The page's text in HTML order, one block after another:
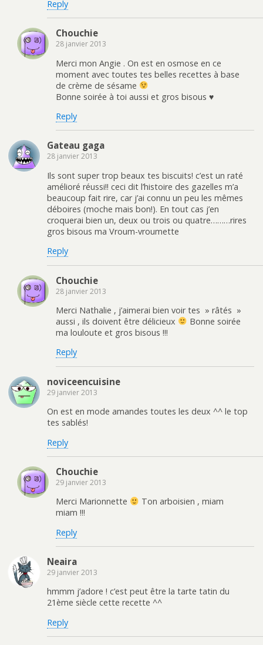
Reply
Chouchie
28 janvier 2013
Merci mon Angie . On est en osmose en ce
moment avec toutes tes belles recettes à base
de crème de sésame
Bonne soirée à toi aussi et gros bisous ♥
Reply
Gateau gaga
28 janvier 2013
Ils sont super trop beaux tes biscuits! c’est un raté
amélioré réussi!! ceci dit l’histoire des gazelles m’a
beaucoup fait rire, car j’ai connu un peu les mêmes
déboires (moche mais bon!). En tout cas j’en
croquerai bien un, deux ou trois ou quatre………rires
gros bisous ma Vroum-vroumette
Reply
Chouchie
28 janvier 2013
Merci Nathalie , j’aimerai bien voir tes » râtés »
aussi , ils doivent être délicieux
Bonne soirée
ma louloute et gros bisous !!!
Reply
noviceencuisine
29 janvier 2013
On est en mode amandes toutes les deux ^^ le top
tes sablés!
Reply
Chouchie
29 janvier 2013
Merci Marionnette
Ton arboisien , miam
miam !!!
Reply
Neaira
29 janvier 2013
hmmm j’adore ! c’est peut être la tarte tatin du
21ème siècle cette recette ^^
Reply